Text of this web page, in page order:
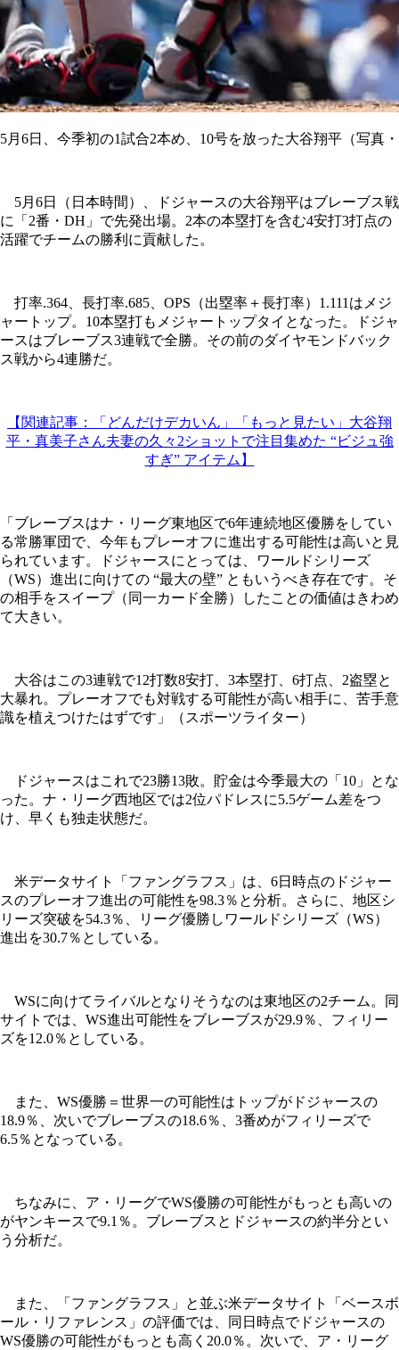
5月6日、今季初の1試合2本め、10号を放った大谷翔平（写真
5月6日（日本時間）、ドジャースの大谷翔平はブレーブス戦
に「2番・DH」で先発出場。2本の本塁打を含む4安打3打点の
活躍でチームの勝利に貢献した。
打率.364、長打率.685、OPS（出塁率＋長打率）1.111はメジ
ャートップ。10本塁打もメジャートップタイとなった。ドジャ
ースはブレーブス3連戦で全勝。その前のダイヤモンドバック
ス戦から4連勝だ。
【関連記事：「どんだけデカいん」「もっと見たい」大谷翔
平・真美子さん夫妻の久々2ショットで注目集めた “ビジュ強
すぎ” アイテム】
「ブレーブスはナ・リーグ東地区で6年連続地区優勝をしてい
る常勝軍団で、今年もプレーオフに進出する可能性は高いと見
られています。ドジャースにとっては、ワールドシリーズ
（WS）進出に向けての “最大の壁” ともいうべき存在です。そ
の相手をスイープ（同一カード全勝）したことの価値はきわめ
て大きい。
大谷はこの3連戦で12打数8安打、3本塁打、6打点、2盗塁と
大暴れ。プレーオフでも対戦する可能性が高い相手に、苦手意
識を植えつけたはずです」（スポーツライター）
ドジャースはこれで23勝13敗。貯金は今季最大の「10」とな
った。ナ・リーグ西地区では2位パドレスに5.5ゲーム差をつ
け、早くも独走状態だ。
米データサイト「ファングラフス」は、6日時点のドジャー
スのプレーオフ進出の可能性を98.3％と分析。さらに、地区シ
リーズ突破を54.3％、リーグ優勝しワールドシリーズ（WS）
進出を30.7％としている。
WSに向けてライバルとなりそうなのは東地区の2チーム。同
サイトでは、WS進出可能性をブレーブスが29.9％、フィリー
ズを12.0％としている。
また、WS優勝＝世界一の可能性はトップがドジャースの
18.9％、次いでブレーブスの18.6％、3番めがフィリーズで
6.5％となっている。
ちなみに、ア・リーグでWS優勝の可能性がもっとも高いの
がヤンキースで9.1％。ブレーブスとドジャースの約半分とい
う分析だ。
また、「ファングラフス」と並ぶ米データサイト「ベースボ
ール・リファレンス」の評価では、同日時点でドジャースの
WS優勝の可能性がもっとも高く20.0％。次いで、ア・リーグ